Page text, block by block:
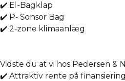
✔️ El-Bagklap
✔️ P- Sonsor Bag
✔️ 2-zone klimaanlæg
Vidste du at vi hos Pedersen &
✔️ Attraktiv rente på finansiering